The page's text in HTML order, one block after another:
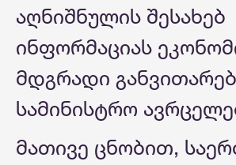
აღნიშნულის შესახებ
ინფორმაციას
მდგრადი
სამინისტრო
მათივე ცნობით,